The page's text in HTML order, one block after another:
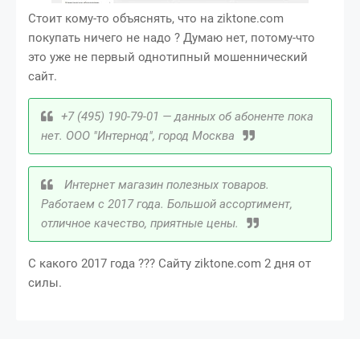
Стоит кому-то объяснять, что на ziktone.com
покупать ничего не надо ? Думаю нет, потому-что
это уже не первый однотипный мошеннический
сайт.
+7 (495) 190-79-01 — данных об абоненте пока
нет. ООО "Интернод", город Москва
Интернет магазин полезных товаров.
Работаем с 2017 года. Большой ассортимент,
отличное качество, приятные цены.
С какого 2017 года ??? Сайту ziktone.com 2 дня от
силы.